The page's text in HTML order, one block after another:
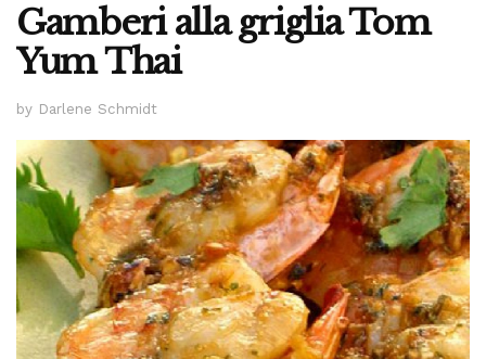
Gamberi alla griglia Tom
Yum Thai
by Darlene Schmidt